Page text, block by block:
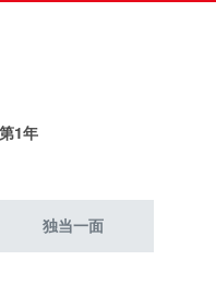
第1年
独当一面